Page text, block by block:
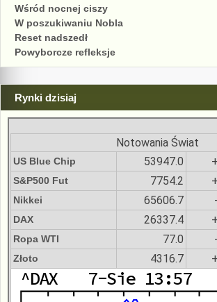
Wśród nocnej ciszy
W poszukiwaniu Nobla
Reset nadszedł
Powyborcze refleksje
Rynki dzisiaj
Notowania Świat
US Blue Chip 53947.0
S&P500 Fut 7754.2
Nikkei 65606.7
DAX 26337.4
Ropa WTI 77.0
Złoto 4316.7